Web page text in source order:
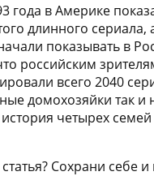
года в Америке
длинного сериала,
показывать в
российским
всего 2040
домохозяйки так и
четырех семей
Сохрани себе и